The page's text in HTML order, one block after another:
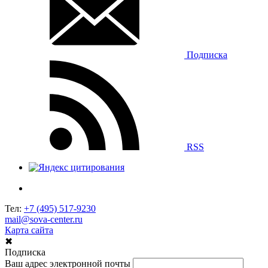
Подписка
RSS
Тел: +7 (495) 517-9230
mail@sova-center.ru
Карта сайта
✖
Подписка
Ваш адрес электронной почты